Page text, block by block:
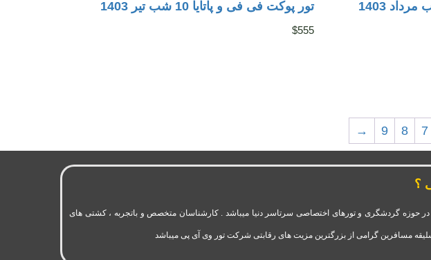
تور پوکت فی فی و پاتایا 10 شب تیر 1403
$555
7
8
9
→
؟
فعال قدرت گرفته از آژانس سفرهای دلربا ایرانیان با نزدیک به 11 سال سابقه فعالیت در حوزه گردشگری و تورهای اختصاصی سرتاسر دنیا میباشد . کارشناسان متخصص و باتجربه ، کشتی های
مسافرین گرامی از بزرگترین مزیت های رقابتی شرکت تور وی آی پی میباشد